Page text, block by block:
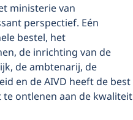
ministerie van
perspectief. Eén
bestel, het
de inrichting van de
de ambtenarij, de
en de AIVD heeft de best
ontlenen aan de kwaliteit